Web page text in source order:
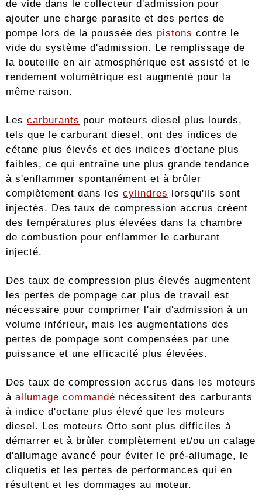
de vide dans le collecteur d'admission pour
ajouter une charge parasite et des pertes de
pompe lors de la poussée des pistons contre le
vide du système d'admission. Le remplissage de
la bouteille en air atmosphérique est assisté et le
rendement volumétrique est augmenté pour la
même raison.
Les carburants pour moteurs diesel plus lourds,
tels que le carburant diesel, ont des indices de
cétane plus élevés et des indices d'octane plus
faibles, ce qui entraîne une plus grande tendance
à s'enflammer spontanément et à brûler
complètement dans les cylindres lorsqu'ils sont
injectés. Des taux de compression accrus créent
des températures plus élevées dans la chambre
de combustion pour enflammer le carburant
injecté.
Des taux de compression plus élevés augmentent
les pertes de pompage car plus de travail est
nécessaire pour comprimer l'air d'admission à un
volume inférieur, mais les augmentations des
pertes de pompage sont compensées par une
puissance et une efficacité plus élevées.
Des taux de compression accrus dans les moteurs
à allumage commandé nécessitent des carburants
à indice d'octane plus élevé que les moteurs
diesel. Les moteurs Otto sont plus difficiles à
démarrer et à brûler complètement et/ou un calage
d'allumage avancé pour éviter le pré-allumage, le
cliquetis et les pertes de performances qui en
résultent et les dommages au moteur.